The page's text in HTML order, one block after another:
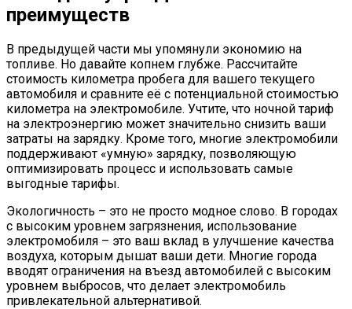
преимуществ
В предыдущей части мы упомянули экономию на
топливе. Но давайте копнем глубже. Рассчитайте
стоимость километра пробега для вашего текущего
автомобиля и сравните её с потенциальной стоимостью
километра на электромобиле. Учтите, что ночной тариф
на электроэнергию может значительно снизить ваши
затраты на зарядку. Кроме того, многие электромобили
поддерживают «умную» зарядку, позволяющую
оптимизировать процесс и использовать самые
выгодные тарифы.
Экологичность – это не просто модное слово. В городах
с высоким уровнем загрязнения, использование
электромобиля – это ваш вклад в улучшение качества
воздуха, которым дышат ваши дети. Многие города
вводят ограничения на въезд автомобилей с высоким
уровнем выбросов, что делает электромобиль
привлекательной альтернативой.